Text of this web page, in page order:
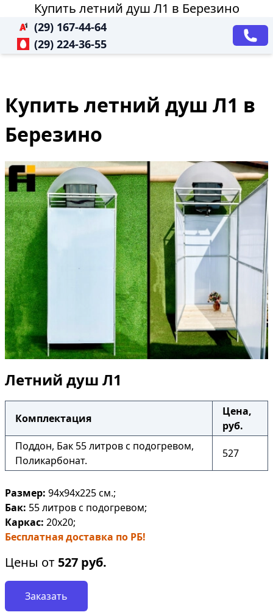
Купить летний душ Л1 в Березино
(29) 167-44-64
(29) 224-36-55
Купить летний душ Л1 в
Березино
Летний душ Л1
Комплектация
Цена,
руб.
Поддон, Бак 55 литров с подогревом,
Поликарбонат.
527
Размер: 94х94х225см.;
Бак: 55 литровс подогревом;
Каркас: 20х20;
Бесплатная доставка по РБ!
Цены от 527 руб.
Заказать